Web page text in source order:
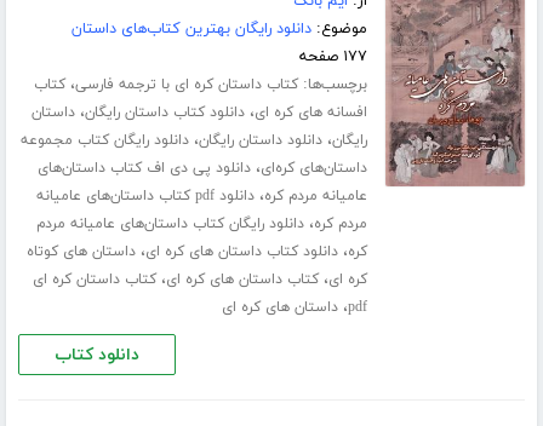
موضوع:دانلود رایگان بهترین کتاب‌های داستان
۱۷۷ صفحه
برچسب‌ها:کتاب داستان کره ای با ترجمه فارسی،کتاب
افسانه های کره ای،دانلود کتاب داستان رایگان،داستان
رایگان،دانلود داستان رایگان،دانلود رایگان کتاب مجموعه
داستان‌های کره‌ای،دانلود پی دی اف کتاب داستان‌های
عامیانه مردم کره،
دانلود pdf کتاب داستان‌های عامیانه
مردم کره،دانلود رایگان کتاب داستان‌های عامیانه مردم
کره،دانلود کتاب داستان های کره ای،داستان های کوتاه
کره ای،کتاب داستان های کره ای،کتاب داستان کره ای
pdf،داستان های کره ای
دانلود کتاب